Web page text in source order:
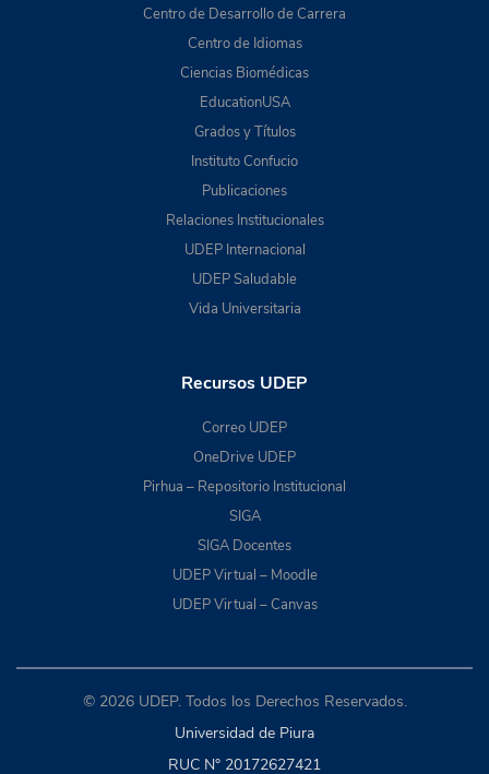
Centro de Desarrollo de Carrera
Centro de Idiomas
Ciencias Biomédicas
EducationUSA
Grados y Títulos
Instituto Confucio
Publicaciones
Relaciones Institucionales
UDEP Internacional
UDEP Saludable
Vida Universitaria
Recursos UDEP
Correo UDEP
OneDrive UDEP
Pirhua – Repositorio Institucional
SIGA
SIGA Docentes
UDEP Virtual – Moodle
UDEP Virtual – Canvas
© 2026 UDEP. Todos los Derechos Reservados.
Universidad de Piura
RUC N° 20172627421